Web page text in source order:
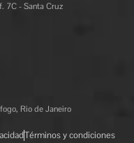
7C - Santa Cruz
Rio de Janeiro
Términos y condiciones